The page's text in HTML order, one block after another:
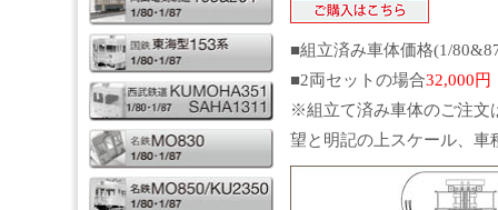
■組立済み車体価格(1/
■2両セットの場合32,000円
※組立て済み車体のご注文
望と明記の上スケール、車